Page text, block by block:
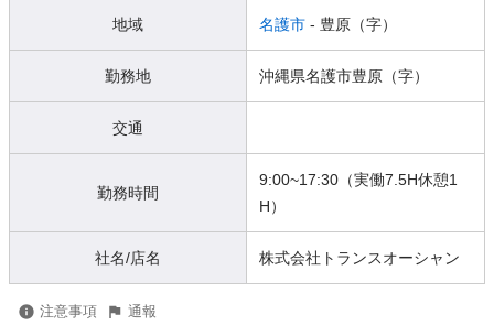
地域 名護市 - 豊原（字）
勤務地 沖縄県名護市豊原（字）
交通
勤務時間
9:00~17:30（実働7.5H休憩1
H）
社名/店名 株式会社トランスオーシャン
注意事項 通報